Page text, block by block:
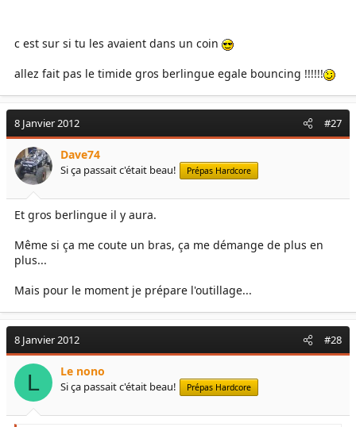
caractéristiques données au départ.
c est sur si tu les avaient dans un coin
allez fait pas le timide gros berlingue egale bouncing !!!!!!
8 Janvier 2012 #27
Dave74
Si ça passait c'était beau! Prépas Hardcore
Et gros berlingue il y aura.
Même si ça me coute un bras, ça me démange de plus en
plus...
Mais pour le moment je prépare l'outillage...
8 Janvier 2012 #28
L Le nono
Si ça passait c'était beau! Prépas Hardcore